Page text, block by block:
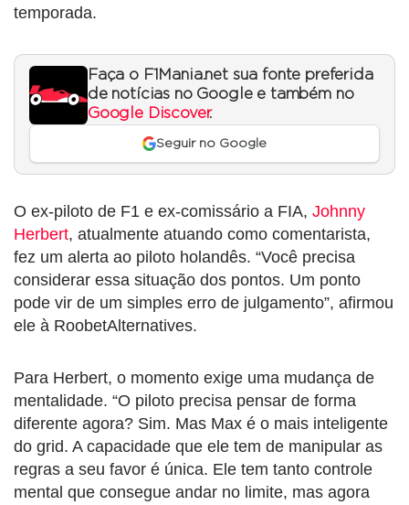
temporada.
Faça o F1Mania.net sua fonte preferida
de notícias no Google e também no
Google Discover.
Seguir no Google
O ex-piloto de F1 e ex-comissário a FIA, Johnny
Herbert, atualmente atuando como comentarista,
fez um alerta ao piloto holandês. “Você precisa
considerar essa situação dos pontos. Um ponto
pode vir de um simples erro de julgamento”, afirmou
ele à RoobetAlternatives.
Para Herbert, o momento exige uma mudança de
mentalidade. “O piloto precisa pensar de forma
diferente agora? Sim. Mas Max é o mais inteligente
do grid. A capacidade que ele tem de manipular as
regras a seu favor é única. Ele tem tanto controle
mental que consegue andar no limite, mas agora